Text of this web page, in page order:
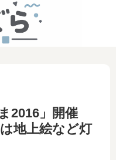
2016」開催
地上絵など灯